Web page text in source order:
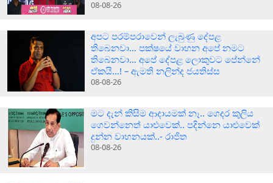
08-08-26
අපට පරම්පරාවෙන් ලැබුණු දේපළ
තිබෙනවා… පක්ෂයේ වාහන අපේ නමට
තිබෙනවා… අපේ දේපළ ලොකුවට පේන්නේ
ඒකයි…! – ඇමති නලින්ද ජයතිස්ස
08-08-26
මට දැන් කිසිම ආදායමක් නෑ.. ගෙදර කුලිය
ගෙවන්නෙත් යාළුවෙක්.. පදින්නෙ යාළුවෙක්
දුන්න වාහනයක්..- රාජිත
08-08-26